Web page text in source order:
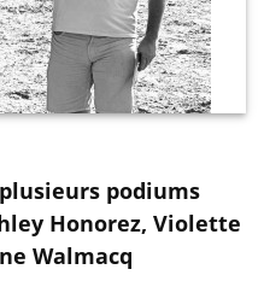
podiums
Honorez, Violette
Walmacq